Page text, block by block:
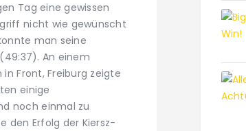
Tag eine gewissen
nicht wie gewünscht
man seine
An einem
Front, Freiburg zeigte
einige
noch einmal zu
den Erfolg der Kiersz-